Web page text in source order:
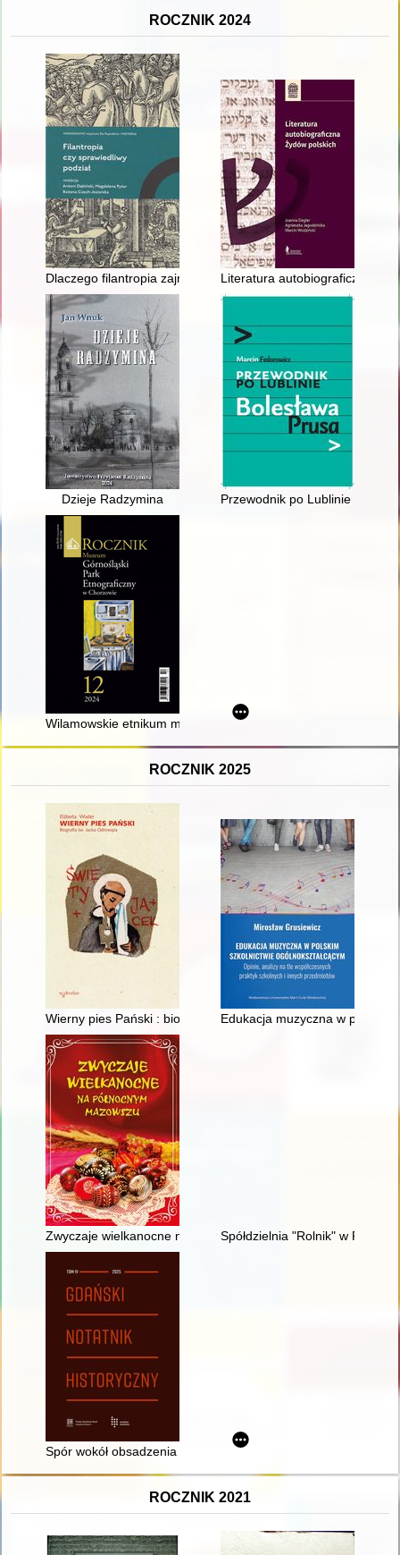
ROCZNIK 2024
Dlaczego filantropia zajmowała Polaków w II połowie XIX
Literatura autobiograficzna
Dzieje Radzymina Przewodnik po Lublinie
Wilamowskie etnikum ma (wreszcie) swój wygodny dom :
ROCZNIK 2025
Wierny pies Pański : biografia św. Jacka Odrowąża
Edukacja muzyczna w polskim
Zwyczaje wielkanocne na północnym Mazowszu
Spółdzielnia "Rolnik" w
Spór wokół obsadzenia sołectwa sopockiego w latach 1795-
ROCZNIK 2021